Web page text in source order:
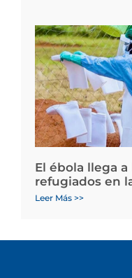
El ébola llega
refugiados en
Leer Más >>